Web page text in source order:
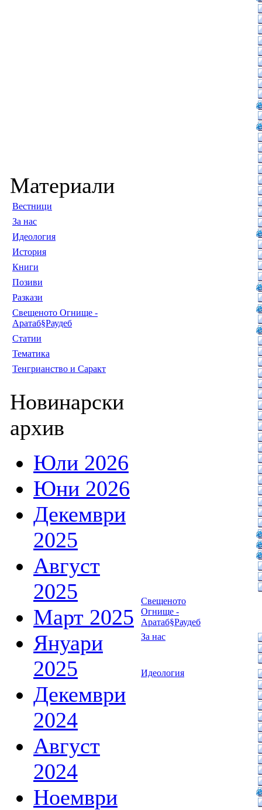
Материали
Вестници
За нас
Идеология
История
Книги
Позиви
Разкази
Свещеното Огнище -
Аратаб§Раудеб
Статии
Тематика
Тенгрианство и Саракт
Новинарски
архив
Юли 2026
Юни 2026
Декември
2025
Август
2025
Март 2025
Януари
2025
Декември
2024
Август
2024
Ноември
Свещеното
Огнище -
Аратаб§Раудеб
За нас
Идеология